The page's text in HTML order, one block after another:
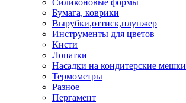
Бумага, коврики
Вырубки,оттиск,плунжер
Инструменты для цветов
Кисти
Лопатки
Насадки на кондитерские мешки
Термометры
Разное
Пергамент